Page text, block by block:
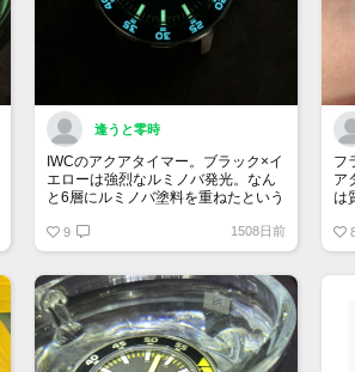
逢うと零時
IWCのアクアタイマー。ブラック×イ
エローは強烈なルミノバ発光。なん
と6層にルミノバ塗料を重ねたという
でこの視認性🔦🚨
9 1508日前
フ
ア
は
は